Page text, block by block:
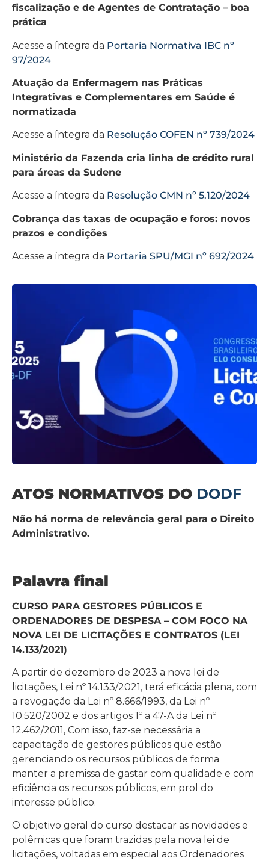
fiscalização e de Agentes de Contratação – boa
prática
Acesse a íntegra da Portaria Normativa IBC nº
97/2024
Atuação da Enfermagem nas Práticas
Integrativas e Complementares em Saúde é
normatizada
Acesse a íntegra da Resolução COFEN nº 739/2024
Ministério da Fazenda cria linha de crédito rural
para áreas da Sudene
Acesse a íntegra da Resolução CMN nº 5.120/2024
Cobrança das taxas de ocupação e foros: novos
prazos e condições
Acesse a íntegra da Portaria SPU/MGI nº 692/2024
ATOS NORMATIVOS DO DODF
Não há norma de relevância geral para o Direito
Administrativo.
Palavra final
CURSO PARA GESTORES PÚBLICOS E
ORDENADORES DE DESPESA – COM FOCO NA
NOVA LEI DE LICITAÇÕES E CONTRATOS (LEI
14.133/2021)
A partir de dezembro de 2023 a nova lei de
licitações, Lei nº 14.133/2021, terá eficácia plena, com
a revogação da Lei nº 8.666/1993, da Lei nº
10.520/2002 e dos artigos 1º a 47-A da Lei nº
12.462/2011, Com isso, faz-se necessária a
capacitação de gestores públicos que estão
gerenciando os recursos públicos de forma
manter a premissa de gastar com qualidade e com
eficiência os recursos públicos, em prol do
interesse público.
O objetivo geral do curso destacar as novidades e
polêmicas que foram trazidas pela nova lei de
licitações, voltadas em especial aos Ordenadores